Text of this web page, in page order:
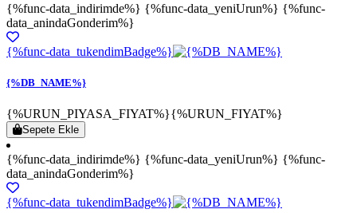
{%func-data_indirimde%} {%func-data_yeniUrun%} {%func-
data_anindaGonderim%}
{%func-data_tukendimBadge%}
{%DB_NAME%}
{%URUN_PIYASA_FIYAT%}{%URUN_FIYAT%}
Sepete Ekle
{%func-data_indirimde%} {%func-data_yeniUrun%} {%func-
data_anindaGonderim%}
{%func-data_tukendimBadge%}